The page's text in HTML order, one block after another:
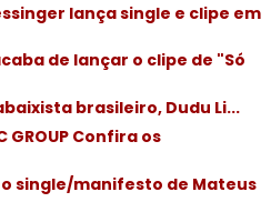
lança single e clipe em
de lançar o clipe de "Só
brasileiro, Dudu Li...
GROUP Confira os
o single/manifesto de Mateus